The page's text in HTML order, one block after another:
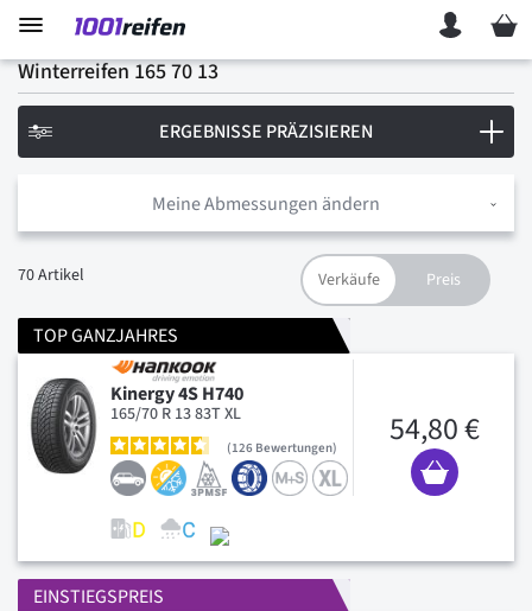
Mein
Winterreifen 165 70 13
Meine Abmessungen ändern
70Artikel
TOP GANZJAHRES
Kinergy 4S H740
165/70 R 13 83T XL
126 Bewertungen 54,80 €
EINSTIEGSPREIS
ERGEBNISSE PRÄZISIEREN